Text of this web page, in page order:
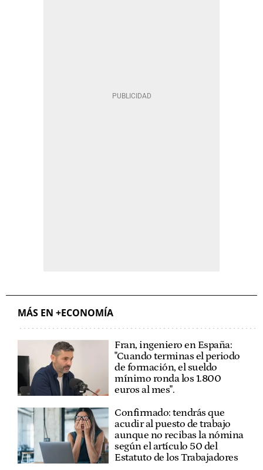
MÁS EN +ECONOMÍA
Fran, ingeniero en España:
"Cuando terminas el periodo
de formación, el sueldo
mínimo ronda los 1.800
euros al mes".
Confirmado: tendrás que
acudir al puesto de trabajo
aunque no recibas la nómina
según el artículo 50 del
Estatuto de los Trabajadores